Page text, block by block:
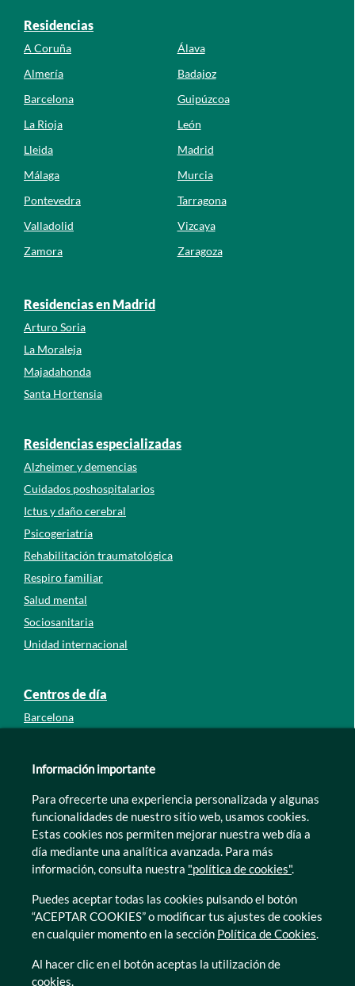
Residencias
A Coruña
Álava
Almería
Badajoz
Barcelona
Guipúzcoa
La Rioja
León
Lleida
Madrid
Málaga
Murcia
Pontevedra
Tarragona
Valladolid
Vizcaya
Zamora
Zaragoza
Residencias en Madrid
Arturo Soria
La Moraleja
Majadahonda
Santa Hortensia
Residencias especializadas
Alzheimer y demencias
Cuidados poshospitalarios
Ictus y daño cerebral
Psicogeriatría
Rehabilitación traumatológica
Respiro familiar
Salud mental
Sociosanitaria
Unidad internacional
Centros de día
Barcelona
León
Murcia
Tarragona
Zamora
© Caser Residencial 2026
Información importante
Para ofrecerte una experiencia personalizada y algunas
funcionalidades de nuestro sitio web, usamos cookies.
Estas cookies nos permiten mejorar nuestra web día a
día mediante una analítica avanzada. Para más
información, consulta nuestra "política de cookies".
Puedes aceptar todas las cookies pulsando el botón
“ACEPTAR COOKIES” o modificar tus ajustes de cookies
en cualquier momento en la sección Política de Cookies.
Al hacer clic en el botón aceptas la utilización de
cookies.